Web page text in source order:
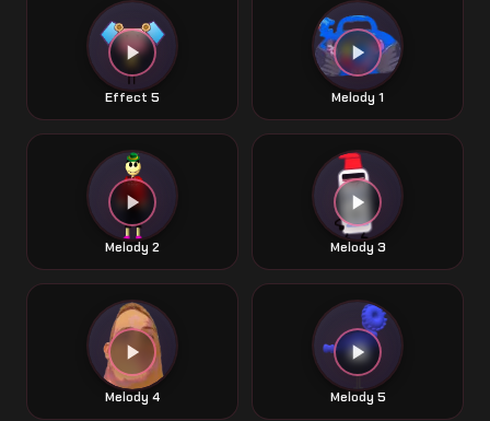
Effect 5 Melody 1
Melody 2 Melody 3
Melody 4 Melody 5